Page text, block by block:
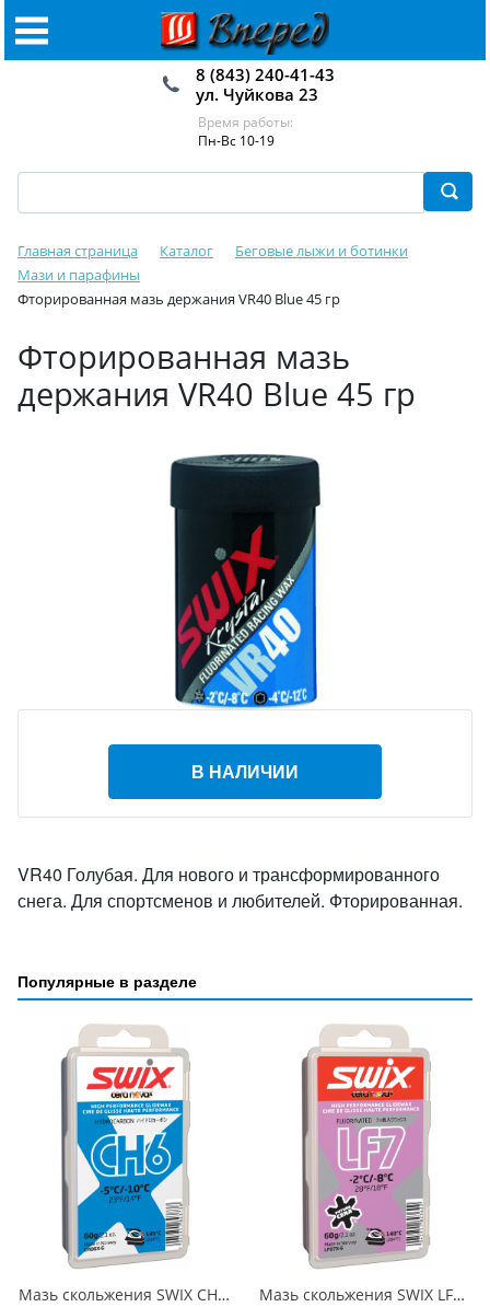
8 (843) 240-41-43
ул. Чуйкова 23
Время работы:
Пн-Вс 10-19
Главная страница Каталог
Беговые лыжи и ботинки
Мази и парафины
Фторированная мазь держания VR40 Blue 45 гр
Фторированная мазь
держания VR40 Blue 45 гр
В НАЛИЧИИ
VR40 Голубая. Для нового и трансформированного
снега. Для спортсменов и любителей. Фторированная.
Популярные в разделе
Мазь скольжения SWIX CH6X Blue -5C / -10C 60гр Мазь скольжения SWIX LF7X Violet -2C / -8C 60гр